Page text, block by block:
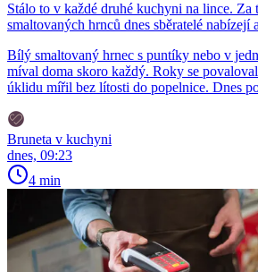
Stálo to v každé druhé kuchyni na lince. Za
smaltovaných hrnců dnes sběratelé nabízejí
Bílý smaltovaný hrnec s puntíky nebo v
míval doma skoro každý. Roky se
úklidu mířil bez lítosti do popelnice. Dnes
Bruneta v kuchyni
dnes, 09:23
4 min